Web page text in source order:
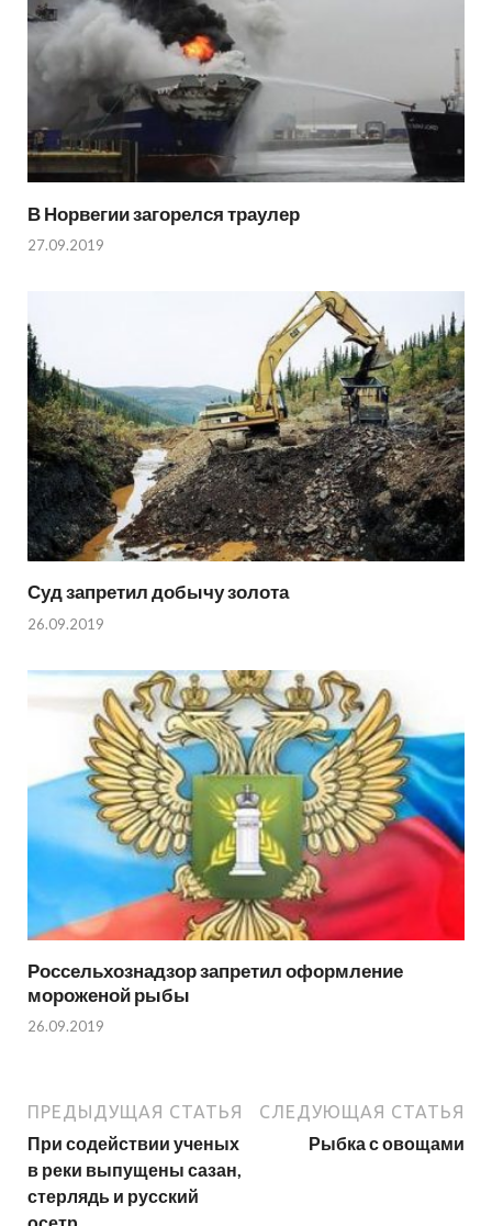
В Норвегии загорелся траулер
27.09.2019
Суд запретил добычу золота
26.09.2019
Россельхознадзор запретил оформление
мороженой рыбы
26.09.2019
ПРЕДЫДУЩАЯ СТАТЬЯ
При содействии ученых
в реки выпущены сазан,
стерлядь и русский
СЛЕДУЮЩАЯ СТАТЬЯ
Рыбка с овощами